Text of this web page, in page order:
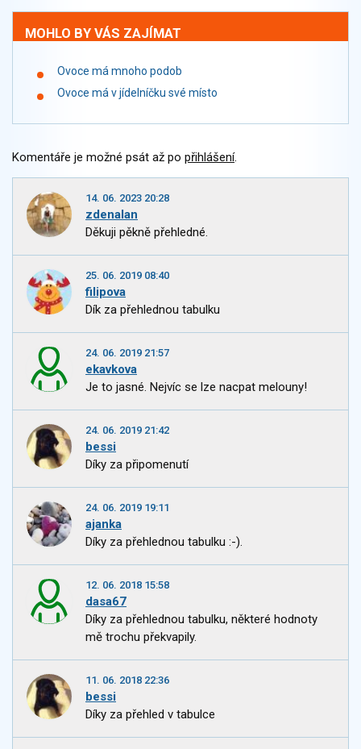
MOHLO BY VÁS ZAJÍMAT
Ovoce má mnoho podob
Ovoce má v jídelníčku své místo
Komentáře je možné psát až po přihlášení.
14. 06. 2023 20:28
zdenalan
Děkuji pěkně přehledné.
25. 06. 2019 08:40
filipova
Dík za přehlednou tabulku
24. 06. 2019 21:57
ekavkova
Je to jasné. Nejvíc se lze nacpat melouny!
24. 06. 2019 21:42
bessi
Díky za připomenutí
24. 06. 2019 19:11
ajanka
Díky za přehlednou tabulku :-).
12. 06. 2018 15:58
dasa67
Díky za přehlednou tabulku, některé hodnoty
mě trochu překvapily.
11. 06. 2018 22:36
bessi
Díky za přehled v tabulce